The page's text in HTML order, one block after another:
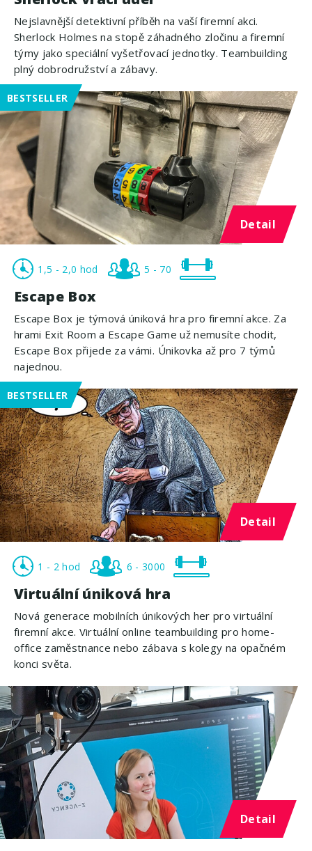
Nejslavnější detektivní příběh na vaší firemní akci.
Sherlock Holmes na stopě záhadného zločinu a firemní
týmy jako speciální vyšetřovací jednotky. Teambuilding
plný dobrodružství a zábavy.
BESTSELLER
Detail
1,5 - 2,0 hod 5 - 70
Escape Box
Escape Box je týmová úniková hra pro firemní akce. Za
hrami Exit Room a Escape Game už nemusíte chodit,
Escape Box přijede za vámi. Únikovka až pro 7 týmů
najednou.
BESTSELLER
Detail
1 - 2 hod 6 - 3000
Virtuální úniková hra
Nová generace mobilních únikových her pro virtuální
firemní akce. Virtuální online teambuilding pro home-
office zaměstnance nebo zábava s kolegy na opačném
konci světa.
Detail